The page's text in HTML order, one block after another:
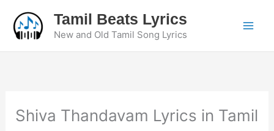
content
Tamil Beats Lyrics
New and Old Tamil Song Lyrics
Shiva Thandavam Lyrics in Tamil